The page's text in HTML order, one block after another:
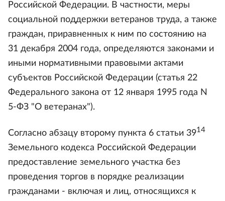
Российской Федерации. В частности, меры
социальной поддержки ветеранов труда, а также
граждан, приравненных к ним по состоянию на
31 декабря 2004 года, определяются законами и
иными нормативными правовыми актами
субъектов Российской Федерации (статья 22
Федерального закона от 12 января 1995 года N
5-ФЗ "О ветеранах").
Согласно абзацу второму пункта 6 статьи 3914
Земельного кодекса Российской Федерации
предоставление земельного участка без
проведения торгов в порядке реализации
гражданами - включая и лиц, относящихся к